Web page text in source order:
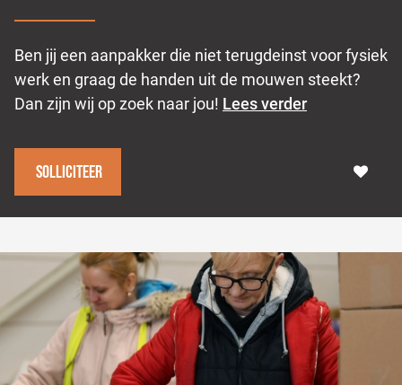
€2.500 -€
Ben jij een aanpakker die niet terugdeinst voor fysiek
werk en graag de handen uit de mouwen steekt?
Dan zijn wij op zoek naar jou! Lees verder
Solliciteer